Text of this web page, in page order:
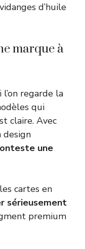
d’huile
marque à
regarde la
qui
claire. Avec
design
une
cartes en
sérieusement
premium